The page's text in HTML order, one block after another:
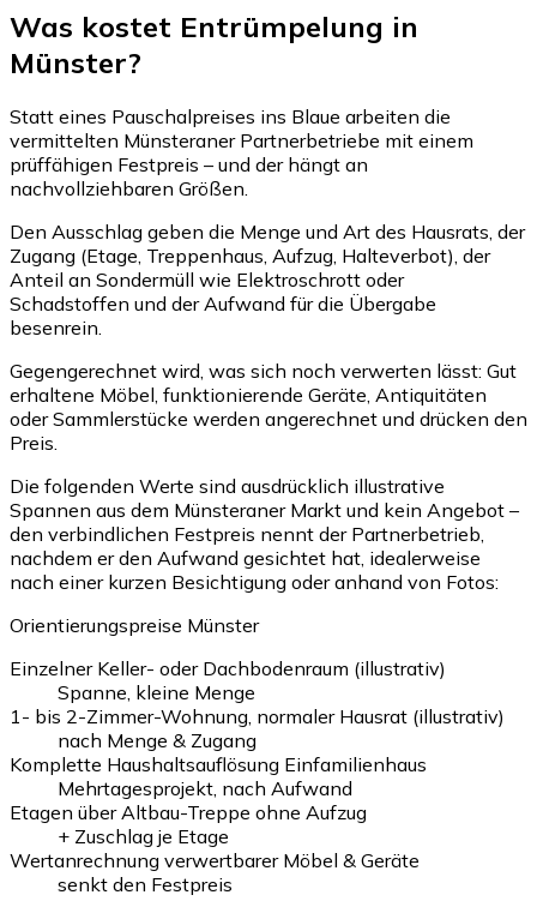
Was kostet Entrümpelung in
Münster?
Statt eines Pauschalpreises ins Blaue arbeiten die
vermittelten Münsteraner Partnerbetriebe mit einem
prüffähigen Festpreis – und der hängt an
nachvollziehbaren Größen.
Den Ausschlag geben die Menge und Art des Hausrats, der
Zugang (Etage, Treppenhaus, Aufzug, Halteverbot), der
Anteil an Sondermüll wie Elektroschrott oder
Schadstoffen und der Aufwand für die Übergabe
besenrein.
Gegengerechnet wird, was sich noch verwerten lässt: Gut
erhaltene Möbel, funktionierende Geräte, Antiquitäten
oder Sammlerstücke werden angerechnet und drücken den
Preis.
Die folgenden Werte sind ausdrücklich illustrative
Spannen aus dem Münsteraner Markt und kein Angebot –
den verbindlichen Festpreis nennt der Partnerbetrieb,
nachdem er den Aufwand gesichtet hat, idealerweise
nach einer kurzen Besichtigung oder anhand von Fotos:
Orientierungspreise Münster
Einzelner Keller- oder Dachbodenraum (illustrativ)
Spanne, kleine Menge
1- bis 2-Zimmer-Wohnung, normaler Hausrat (illustrativ)
nach Menge & Zugang
Komplette Haushaltsauflösung Einfamilienhaus
Mehrtagesprojekt, nach Aufwand
Etagen über Altbau-Treppe ohne Aufzug
+ Zuschlag je Etage
Wertanrechnung verwertbarer Möbel & Geräte
senkt den Festpreis